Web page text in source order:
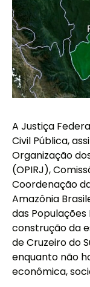
A Justiça
Civil Pública,
Organização
(OPIRJ),
Coordenação
Amazônia
das
construção da
de Cruzeiro do
enquanto não
econômica,